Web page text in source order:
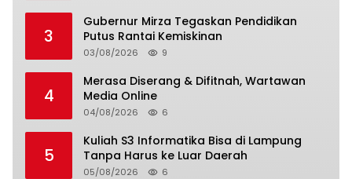
3
Gubernur Mirza Tegaskan Pendidikan
Putus Rantai Kemiskinan
03/08/2026 9
4
Merasa Diserang & Difitnah, Wartawan
Media Online
04/08/2026 6
5
Kuliah S3 Informatika Bisa di Lampung
Tanpa Harus ke Luar Daerah
05/08/2026 6